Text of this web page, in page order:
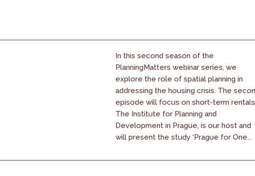
In this second season of the
PlanningMatters webinar series, we
explore the role of spatial planning in
addressing the housing crisis. The
episode will focus on short-term
The Institute for Planning and
Development in Prague, is our host and
will present the study ‘Prague for One...